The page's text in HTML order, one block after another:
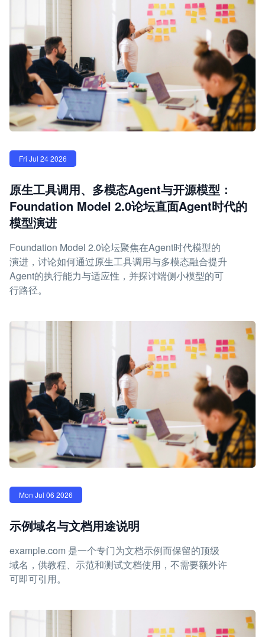
Fri Jul 24 2026
原生工具调用、多模态Agent与开源模型：
Foundation Model 2.0论坛直面Agent时代的
模型演进
Foundation Model 2.0论坛聚焦在Agent时代模型的
演进，讨论如何通过原生工具调用与多模态融合提升
Agent的执行能力与适应性，并探讨端侧小模型的可
行路径。
Mon Jul 06 2026
示例域名与文档用途说明
example.com 是一个专门为文档示例而保留的顶级
域名，供教程、示范和测试文档使用，不需要额外许
可即可引用。